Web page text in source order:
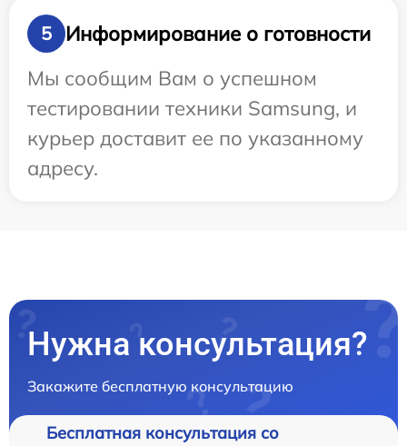
5
Информирование о готовности
Мы сообщим Вам о успешном
тестировании техники Samsung, и
курьер доставит ее по указанному
адресу.
Нужна консультация?
Закажите бесплатную консультацию
Бесплатная консультация со